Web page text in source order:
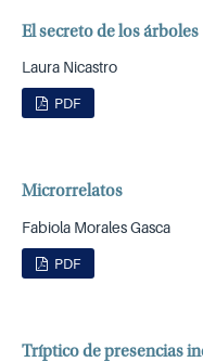
El secreto de los árboles
Laura Nicastro
PDF
Microrrelatos
Fabiola Morales Gasca
PDF
Tríptico de presencias